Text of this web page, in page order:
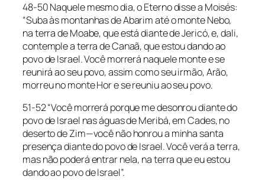
48-50 Naquele mesmo dia, o Eterno disse a Moisés:
“Suba às montanhas de Abarim até o monte Nebo,
na terra de Moabe, que está diante de Jericó, e, dali,
contemple a terra de Canaã, que estou dando ao
povo de Israel. Você morrerá naquele monte e se
reunirá ao seu povo, assim como seu irmão, Arão,
morreu no monte Hor e se reuniu ao seu povo.
51-52 “Você morrerá porque me desonrou diante do
povo de Israel nas águas de Meribá, em Cades, no
deserto de Zim—você não honrou a minha santa
presença diante do povo de Israel. Você verá a terra,
mas não poderá entrar nela, na terra que eu estou
dando ao povo de Israel”.